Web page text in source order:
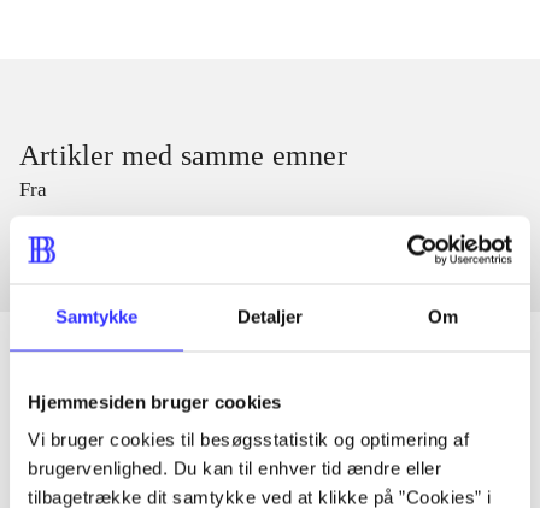
Samtykke Detaljer Om
Hjemmesiden bruger cookies
Vi bruger cookies til besøgsstatistik og optimering af
brugervenlighed. Du kan til enhver tid ændre eller
tilbagetrække dit samtykke ved at klikke på ”Cookies” i
Artikler med samme emner
Fra
Artikler
Alle registrerede artikler fordelt på udgivelser